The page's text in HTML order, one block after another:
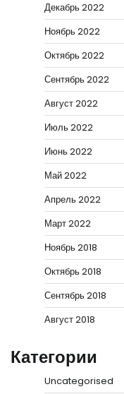
Декабрь 2022
Ноябрь 2022
Октябрь 2022
Сентябрь 2022
Август 2022
Июль 2022
Июнь 2022
Май 2022
Апрель 2022
Март 2022
Ноябрь 2018
Октябрь 2018
Сентябрь 2018
Август 2018
Категории
Uncategorised